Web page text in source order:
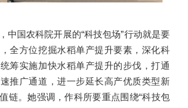
中国农科院开展的“科技包场”行动就是要
全方位挖掘水稻单产提升要素，深化科
筹实施加快水稻单产提升的步伐，打通
推广通道，进一步延长高产优质类型新
链。她强调，作科所要重点围绕“科技包